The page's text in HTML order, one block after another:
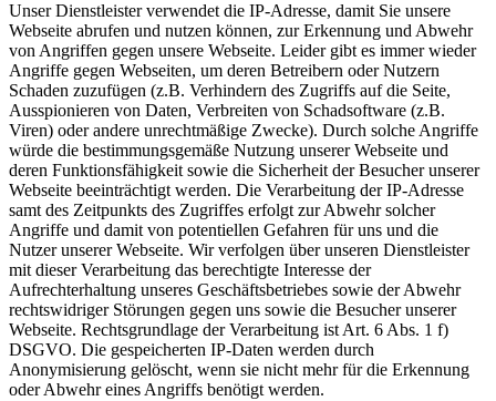
Unser Dienstleister verwendet die IP-Adresse, damit Sie unsere
Webseite abrufen und nutzen können, zur Erkennung und Abwehr
von Angriffen gegen unsere Webseite. Leider gibt es immer wieder
Angriffe gegen Webseiten, um deren Betreibern oder Nutzern
Schaden zuzufügen (z.B. Verhindern des Zugriffs auf die Seite,
Ausspionieren von Daten, Verbreiten von Schadsoftware (z.B.
Viren) oder andere unrechtmäßige Zwecke). Durch solche Angriffe
würde die bestimmungsgemäße Nutzung unserer Webseite und
deren Funktionsfähigkeit sowie die Sicherheit der Besucher unserer
Webseite beeinträchtigt werden. Die Verarbeitung der IP-Adresse
samt des Zeitpunkts des Zugriffes erfolgt zur Abwehr solcher
Angriffe und damit von potentiellen Gefahren für uns und die
Nutzer unserer Webseite. Wir verfolgen über unseren Dienstleister
mit dieser Verarbeitung das berechtigte Interesse der
Aufrechterhaltung unseres Geschäftsbetriebes sowie der Abwehr
rechtswidriger Störungen gegen uns sowie die Besucher unserer
Webseite. Rechtsgrundlage der Verarbeitung ist Art. 6 Abs. 1 f)
DSGVO. Die gespeicherten IP-Daten werden durch
Anonymisierung gelöscht, wenn sie nicht mehr für die Erkennung
oder Abwehr eines Angriffs benötigt werden.